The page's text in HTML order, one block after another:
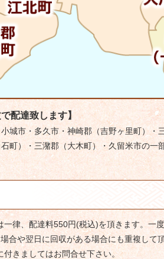
配達致します】
城市・多久市・神崎郡（吉野ヶ里町）・
町）・三潴郡（大木町）・久留米市の一
一律、配達料550円(税込)を頂きます。一
合や翌日に回収がある場合にも重複して
付きましてはお問合せ下さい。